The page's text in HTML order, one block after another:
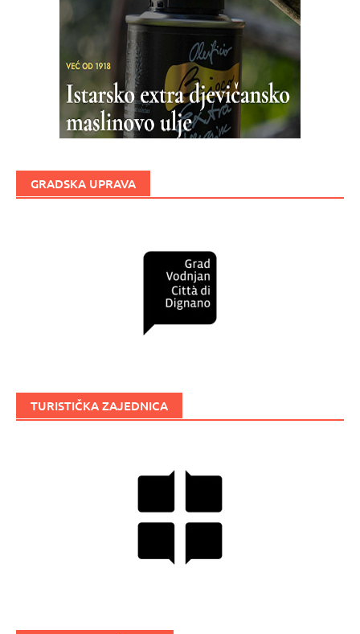
GRADSKA UPRAVA
TURISTIČKA ZAJEDNICA